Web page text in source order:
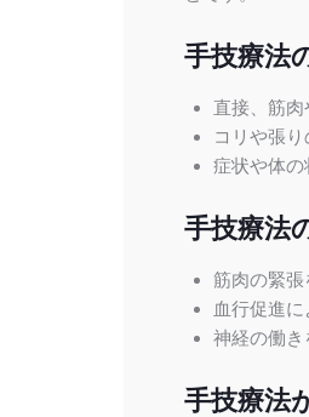
手技療法
直接、筋
コリや張
症状や体の
手技療法
筋肉の緊
血行促進
神経の働
手技療法